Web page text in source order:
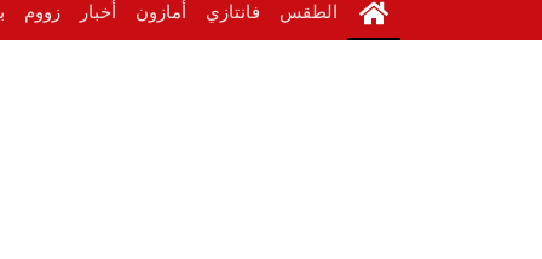
الطقس فانتازي أمازون أخبار زووم